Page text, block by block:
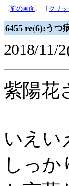
〔前の画面〕 〔 クリッ
6455 re(6):うつ
2018/11/
紫陽花
いえい
しっ